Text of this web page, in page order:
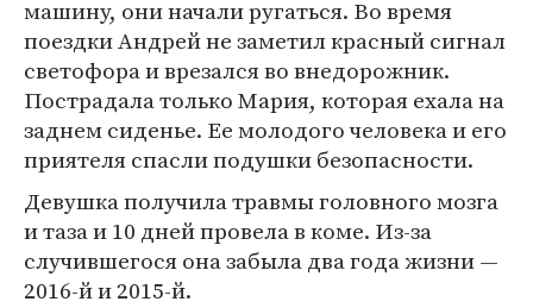
машину, они начали ругаться. Во время
поездки Андрей не заметил красный сигнал
светофора и врезался во внедорожник.
Пострадала только Мария, которая ехала на
заднем сиденье. Ее молодого человека и его
приятеля спасли подушки безопасности.
Девушка получила травмы головного мозга
и таза и 10 дней провела в коме. Из-за
случившегося она забыла два года жизни —
2016-й и 2015-й.